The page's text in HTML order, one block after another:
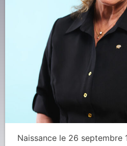
Naissance le 26 septembre